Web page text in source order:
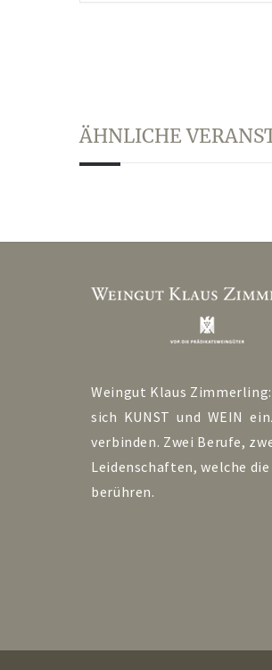
ÄHNLICHE
Weingut Klaus Zimmerling:
sich KUNST und WEIN
verbinden. Zwei Berufe,
Leidenschaften, welche die
berühren.